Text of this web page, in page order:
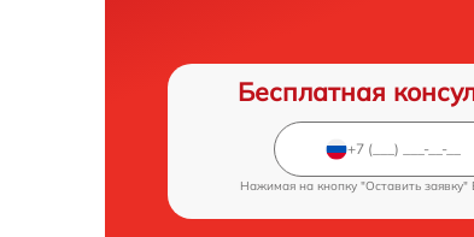
Бесплатная
Нажимая на кнопку "Оставить заявку"